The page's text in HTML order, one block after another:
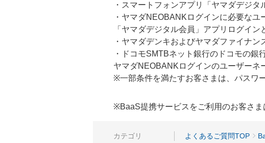
・スマートフォンアプリ「ヤマダデジ
・ヤマダNEOBANKログインに必要な
「ヤマダデジタル会員」アプリログイン
・ヤマダデンキおよびヤマダファイナ
・ドコモSMTBネット銀行のドコモの銀
ヤマダNEOBANKログインのユーザーネ
※一部条件を満たすお客さまは、パスワ
※BaaS提携サービスをご利用のお客さま
カテゴリ よくあるご質問TOP